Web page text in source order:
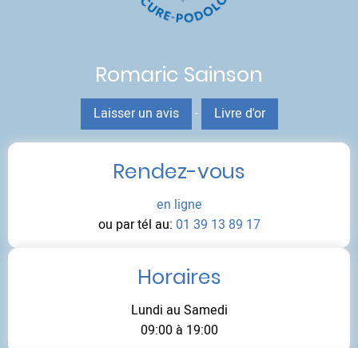
Romaric Sainson
Laisser un avis - Livre d'or
Rendez-vous
en ligne
ou par tél au: 01 39 13 89 17
Horaires
Lundi au Samedi
09:00 à 19:00